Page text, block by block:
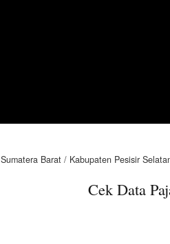
Sumatera Barat Kabupaten Pesisir
Cek Data